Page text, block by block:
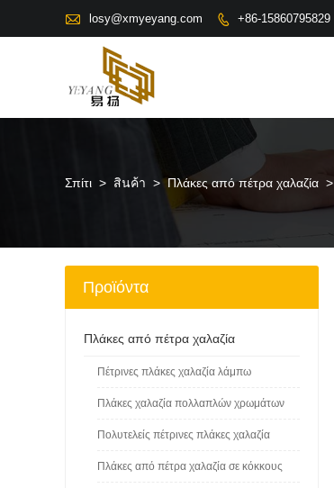
 losy@xmyeyang.com  +86-15860795829
Σπίτι > สินค้า > Πλάκες από πέτρα χαλαζία >
Προϊόντα
Πλάκες από πέτρα χαλαζία
Πέτρινες πλάκες χαλαζία λάμπω
Πλάκες χαλαζία πολλαπλών χρωμάτων
Πολυτελείς πέτρινες πλάκες χαλαζία
Πλάκες από πέτρα χαλαζία σε κόκκους